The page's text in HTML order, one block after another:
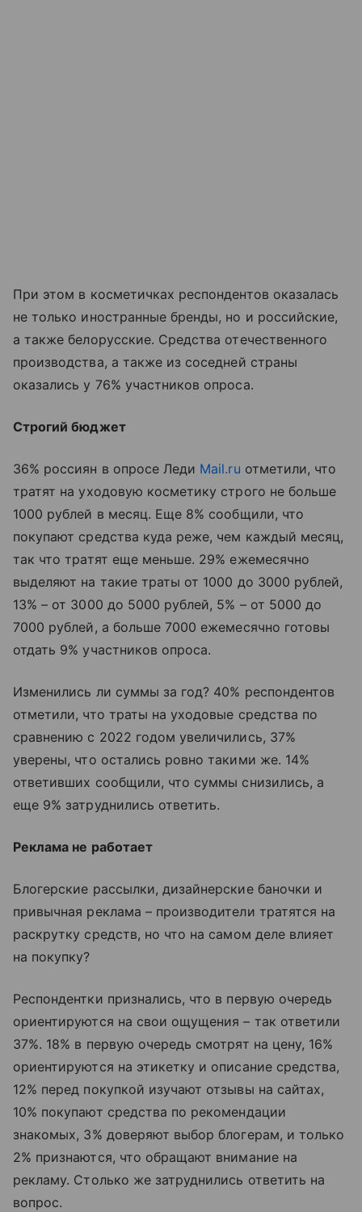
При этом в косметичках респондентов оказалась
не только иностранные бренды, но и российские,
а также белорусские. Средства отечественного
производства, а также из соседней страны
оказались у 76% участников опроса.
Строгий бюджет
36% россиян в опросе Леди Mail.ru отметили, что
тратят на уходовую косметику строго не больше
1000 рублей в месяц. Еще 8% сообщили, что
покупают средства куда реже, чем каждый месяц,
так что тратят еще меньше. 29% ежемесячно
выделяют на такие траты от 1000 до 3000 рублей,
13% – от 3000 до 5000 рублей, 5% – от 5000 до
7000 рублей, а больше 7000 ежемесячно готовы
отдать 9% участников опроса.
Изменились ли суммы за год? 40% респондентов
отметили, что траты на уходовые средства по
сравнению с 2022 годом увеличились, 37%
уверены, что остались ровно такими же. 14%
ответивших сообщили, что суммы снизились, а
еще 9% затруднились ответить.
Реклама не работает
Блогерские рассылки, дизайнерские баночки и
привычная реклама – производители тратятся на
раскрутку средств, но что на самом деле влияет
на покупку?
Респондентки признались, что в первую очередь
ориентируются на свои ощущения – так ответили
37%. 18% в первую очередь смотрят на цену, 16%
ориентируются на этикетку и описание средства,
12% перед покупкой изучают отзывы на сайтах,
10% покупают средства по рекомендации
знакомых, 3% доверяют выбор блогерам, и только
2% признаются, что обращают внимание на
рекламу. Столько же затруднились ответить на
вопрос.